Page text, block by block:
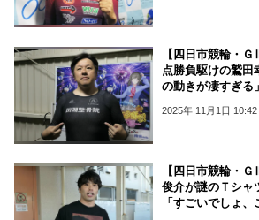
【四日市競輪・
点勝負駆けの鷲田
の動きが凄すぎる」
2025年 11月1日 10:42
【四日市競輪・
俊介が謎のＴシャ
「すごいでしょ、